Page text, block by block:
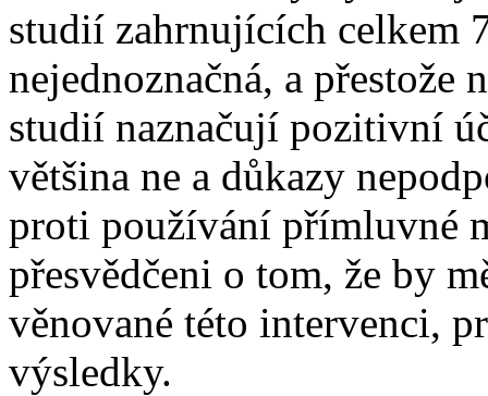
studií zahrnujících celkem
nejednoznačná, a
studií naznačují pozitivní
většina ne a důkazy
proti používání přímluvné
přesvědčeni o tom, že by
věnované této intervenci,
výsledky.